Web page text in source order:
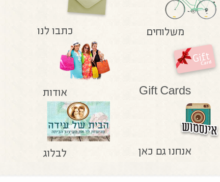
משלוחים כתבו לנו
Gift Cards אודות
אנחנו גם כאן לבלוג